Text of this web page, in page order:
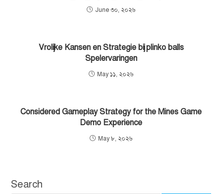
June ৩০, ২০২৬
Vrolijke Kansen en Strategie bij plinko balls
Spelervaringen
May ১১, ২০২৬
Considered Gameplay Strategy for the Mines Game
Demo Experience
May ৮, ২০২৬
Search